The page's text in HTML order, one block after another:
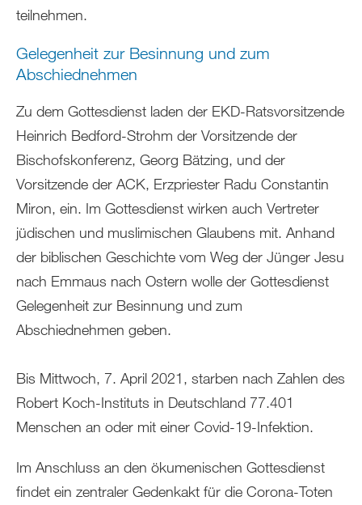
teilnehmen.
Gelegenheit zur Besinnung und zum
Abschiednehmen
Zu dem Gottesdienst laden der EKD-Ratsvorsitzende
Heinrich Bedford-Strohm der Vorsitzende der
Bischofskonferenz, Georg Bätzing, und der
Vorsitzende der ACK, Erzpriester Radu Constantin
Miron, ein. Im Gottesdienst wirken auch Vertreter
jüdischen und muslimischen Glaubens mit. Anhand
der biblischen Geschichte vom Weg der Jünger Jesu
nach Emmaus nach Ostern wolle der Gottesdienst
Gelegenheit zur Besinnung und zum
Abschiednehmen geben.
Bis Mittwoch, 7. April 2021, starben nach Zahlen des
Robert Koch-Instituts in Deutschland 77.401
Menschen an oder mit einer Covid-19-Infektion.
Im Anschluss an den ökumenischen Gottesdienst
findet ein zentraler Gedenkakt für die Corona-Toten